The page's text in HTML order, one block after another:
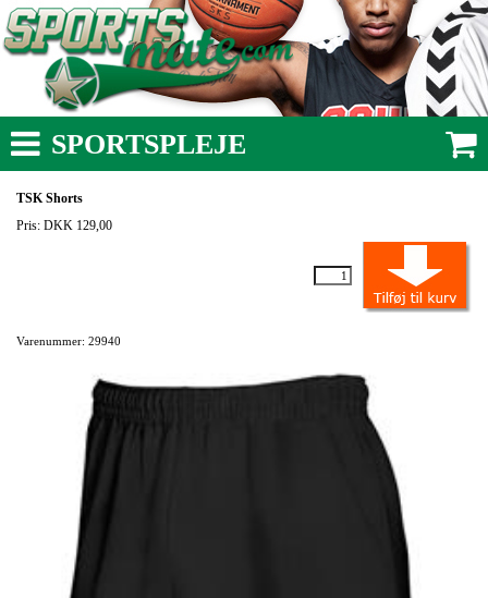
SPORTSPLEJE
TSK Shorts
Pris: DKK 129,00
Varenummer: 29940